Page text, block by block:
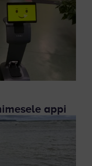
appi